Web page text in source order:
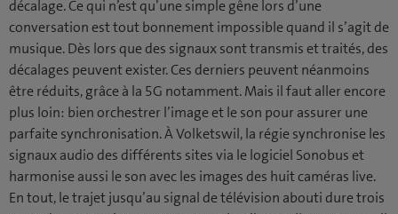
décalage. Ce qui n’est qu’une simple gêne lors d’une
conversation est tout bonnement impossible quand il s’agit de
musique. Dès lors que des signaux sont transmis et traités, des
décalages peuvent exister. Ces derniers peuvent néanmoins
être réduits, grâce à la 5G notamment. Mais il faut aller encore
plus loin: bien orchestrer l’image et le son pour assurer une
parfaite synchronisation. À Volketswil, la régie synchronise les
signaux audio des différents sites via le logiciel Sonobus et
harmonise aussi le son avec les images des huit caméras live.
En tout, le trajet jusqu’au signal de télévision abouti dure trois